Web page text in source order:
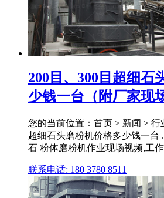
200目、300目超细石
少钱一台（附厂家现
您的当前位置：首页 > 新闻 > 行
超细石头磨粉机价格多少钱一台
石 粉体磨粉机作业现场视频,工
联系电话: 180 3780 8511